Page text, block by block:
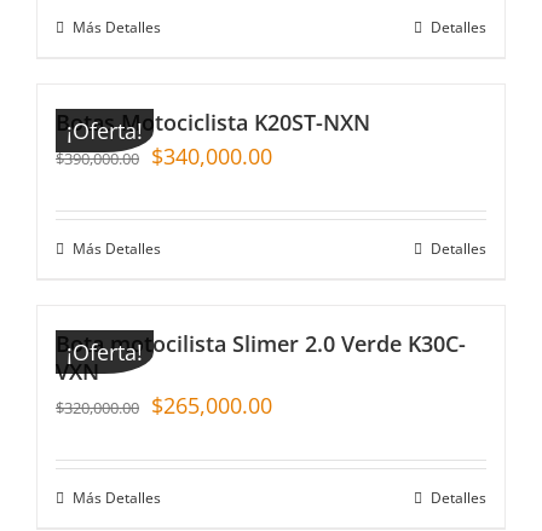
Más Detalles Detalles
¡Oferta!
Botas Motociclista K20ST-NXN
$390,000.00 $340,000.00
Más Detalles Detalles
¡Oferta!
Bota motocilista Slimer 2.0 Verde K30C-
VXN
$320,000.00 $265,000.00
Más Detalles Detalles